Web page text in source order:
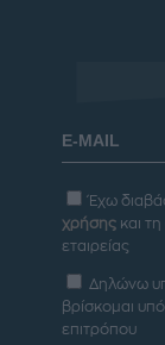
Έχω
χρήσης και τη
εταιρείας
Δηλώνω
βρίσκομαι
επιτρόπου